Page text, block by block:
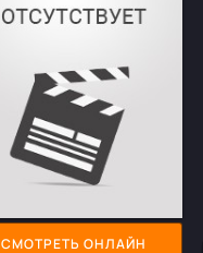
СМОТРЕТЬ ОНЛАЙН